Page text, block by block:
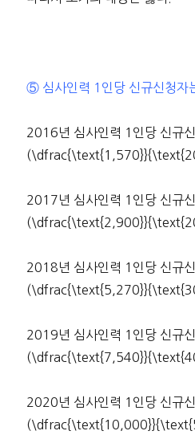
⑤ 심사인력 1인당 신규신청자
2016년 심사인력 1인당 신규
2017년 심사인력 1인당 신규
2018년 심사인력 1인당 신규
2019년 심사인력 1인당 신규
2020년 심사인력 1인당 신규